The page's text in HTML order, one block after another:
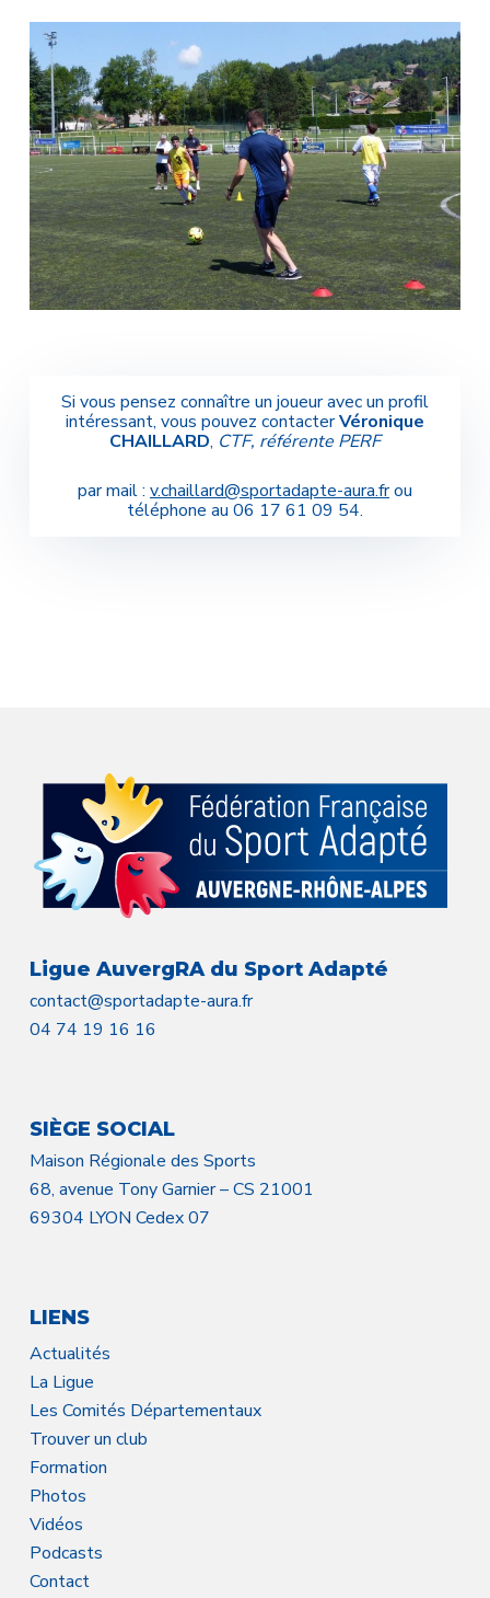
Si vous pensez connaître un joueur avec un profil
intéressant, vous pouvez contacterVéronique
CHAILLARD, CTF, référente PERF
par mail : v.chaillard@sportadapte-aura.frou
téléphone au 06 17 61 09 54.
Ligue AuvergRA du Sport Adapté
contact@sportadapte-aura.fr
04 74 19 16 16
SIÈGE SOCIAL
Maison Régionale des Sports
68, avenue Tony Garnier – CS 21001
69304 LYON Cedex 07
LIENS
Actualités
La Ligue
Les Comités Départementaux
Trouver un club
Formation
Photos
Vidéos
Podcasts
Contact